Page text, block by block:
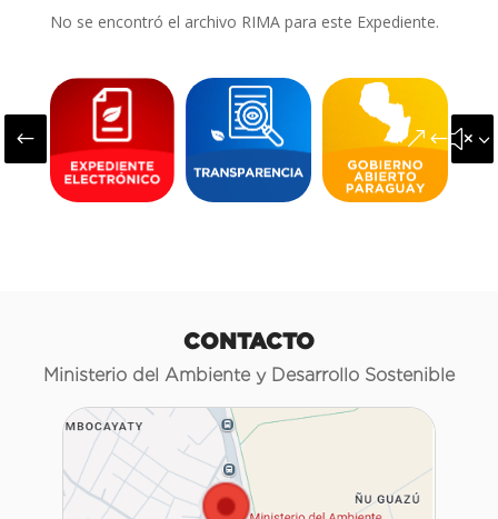
No se encontró el archivo RIMA para este Expediente.
#
CONTACTO
Ministerio del Ambiente y Desarrollo Sostenible